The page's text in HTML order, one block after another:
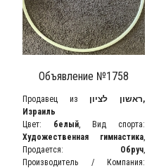
Объявление №1758
Продавец из ראשון לציון,
Израиль
Цвет: белый, Вид спорта:
Художественная гимнастика,
Продается: Обруч,
Производитель / Компания: